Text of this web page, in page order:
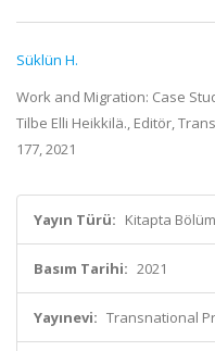
Süklün H.
Work and Migration: Case
Tilbe Elli Heikkilä., Editör,
177, 2021
Yayın Türü: Kitapta
Basım Tarihi: 2021
Yayınevi: Transnational